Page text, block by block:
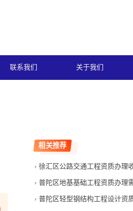
联系我们 关于我们
相关推荐
徐汇区公路交通工程资质办理
普陀区地基基础工程资质办理
普陀区轻型钢结构工程设计资质